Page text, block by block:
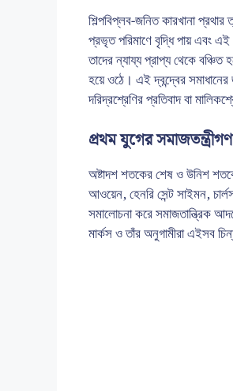
শিল্পবিপ্লব-জনিত কারখানা
প্রভৃত পরিমাণে বৃদ্ধি পায় এবং এই
তাদের ন্যায্য প্রাপ্য থেকে
হয়ে ওঠে। এই দ্বন্দ্বের
দরিদ্রশ্রেণির প্রতিবাদ বা
প্রথম যুগের সমাজতন্ত্রীগণ
অষ্টাদশ শতকের শেষ ও উনিশ
আওয়েন, হেনরি সেন্ট সাইমন,
সমালোচনা করে সমাজতান্ত্রিক
মার্কস ও তাঁর অনুগামীরা এইসব